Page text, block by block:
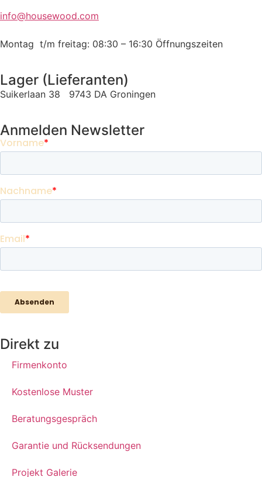
info@housewood.com
Montag t/m freitag: 08:30 – 16:30 Öffnungszeiten
Lager (Lieferanten)
Suikerlaan 38 9743 DA Groningen
Anmelden Newsletter
Direkt zu
Firmenkonto
Kostenlose Muster
Beratungsgespräch
Garantie und Rücksendungen
Projekt Galerie